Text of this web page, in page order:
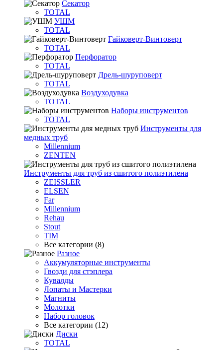
Секатор
TOTAL
УШМ
TOTAL
Гайковерт-Винтоверт
TOTAL
Перфоратор
TOTAL
Дрель-шуруповерт
TOTAL
Воздуходувка
TOTAL
Наборы инструментов
TOTAL
Инструменты для
медных труб
Millennium
ZENTEN
Инструменты для труб из сшитого полиэтилена
ZEISSLER
ELSEN
Far
Millennium
Rehau
Stout
TIM
Все категории (8)
Разное
Аккумуляторные инструменты
Гвозди для стэплера
Кувалды
Лопаты и Мастерки
Магниты
Молотки
Набор головок
Все категории (12)
Диски
TOTAL